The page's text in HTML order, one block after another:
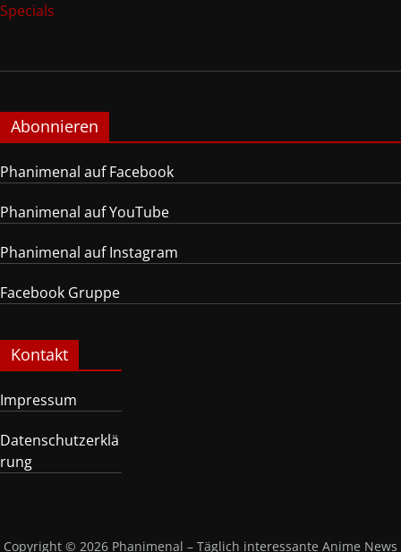
Specials
Abonnieren
Phanimenal auf Facebook
Phanimenal auf YouTube
Phanimenal auf Instagram
Facebook Gruppe
Kontakt
Impressum
Datenschutzerklä
rung
Copyright © 2026 Phanimenal – Täglich interessante Anime News